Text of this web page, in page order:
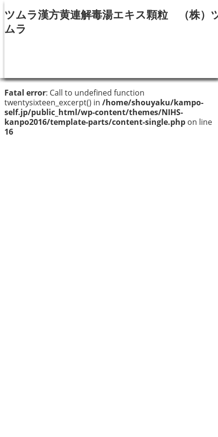
ツムラ漢方黄連解毒湯エキス顆粒 （株）
ムラ
Fatal error: Call to undefined function
twentysixteen_excerpt() in /home/shouyaku/kampo-
self.jp/public_html/wp-content/themes/NIHS-
kanpo2016/template-parts/content-single.phpon line
16